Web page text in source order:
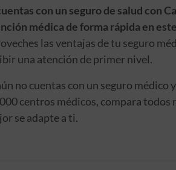
con un seguro de salud con
médica de forma rápida en
las ventajas de tu seguro
una atención de primer nivel.
no cuentas con un seguro médico
centros médicos, compara todos
se adapte a ti.